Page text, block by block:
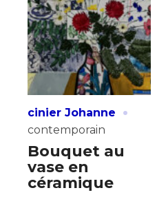
cinier Johanne ·
contemporain
Bouquet au
vase en
céramique